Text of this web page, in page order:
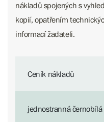
nákladů spojených s
kopií, opatřením
informací žadateli.
Ceník nákladů
jednostranná